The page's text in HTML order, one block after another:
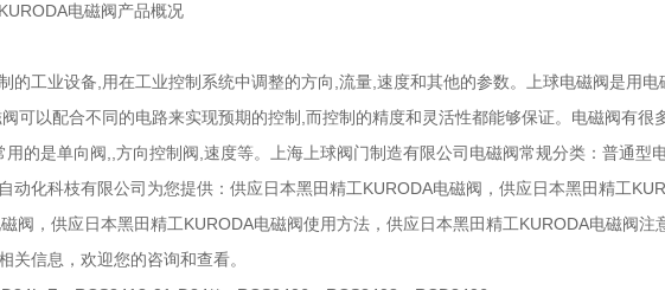
电磁阀产品概况
的工业设备,用在工业控制系统中调整的方向,流量,速度和其他的参数。上球电磁阀是用
可以配合不同的电路来实现预期的控制,而控制的精度和灵活性都能够保证。电磁阀有很
用的是单向阀,,方向控制阀,速度等。上海上球阀门制造有限公司电磁阀常规分类：普通型
动化科枝有限公司为您提供：供应日本黑田精工KURODA电磁阀，供应日本黑田精工
阀，供应日本黑田精工KURODA电磁阀使用方法，供应日本黑田精工KURODA电磁阀
关信息，欢迎您的咨询和查看。